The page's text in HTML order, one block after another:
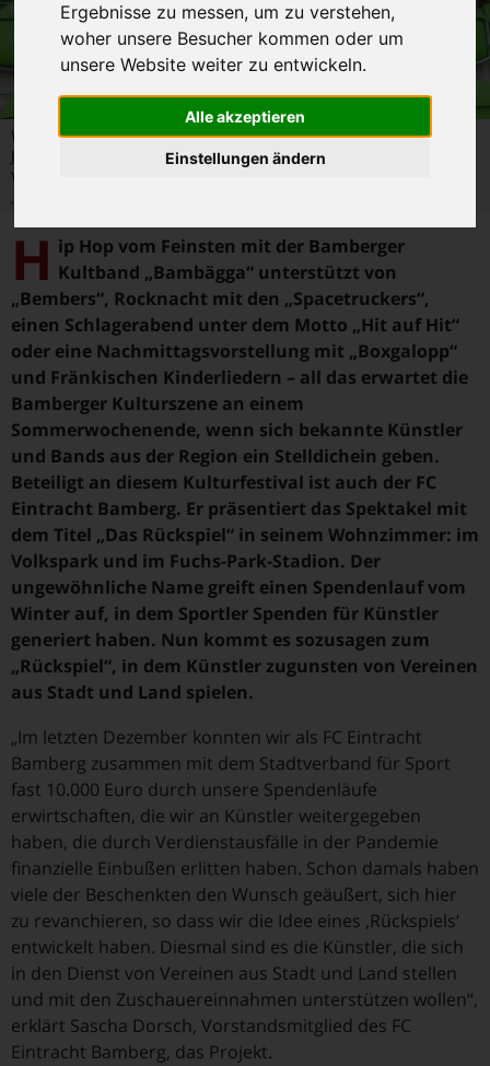
Ergebnisse zu messen, um zu verstehen,
woher unsere Besucher kommen oder um
unsere Website weiter zu entwickeln.
Alle akzeptieren
Einstellungen ändern
Wolfgang Heyder, Chef des Bamberger Veranstaltungsservice,
Jonas Ochs von den „Bambäggan“ und FC Eintracht
Vorstandsmitglied Sascha Dorsch freuen sich auf das
„Rückspiel“ Foto: FCE
H ip Hop vom Feinsten mit der Bamberger
Kultband „Bambägga“ unterstützt von
„Bembers“, Rocknacht mit den „Spacetruckers“,
einen Schlagerabend unter dem Motto „Hit auf Hit“
oder eine Nachmittagsvorstellung mit „Boxgalopp“
und Fränkischen Kinderliedern – all das erwartet die
Bamberger Kulturszene an einem
Sommerwochenende, wenn sich bekannte Künstler
und Bands aus der Region ein Stelldichein geben.
Beteiligt an diesem Kulturfestival ist auch der FC
Eintracht Bamberg. Er präsentiert das Spektakel mit
dem Titel „Das Rückspiel“ in seinem Wohnzimmer: im
Volkspark und im Fuchs-Park-Stadion. Der
ungewöhnliche Name greift einen Spendenlauf vom
Winter auf, in dem Sportler Spenden für Künstler
generiert haben. Nun kommt es sozusagen zum
„Rückspiel“, in dem Künstler zugunsten von Vereinen
aus Stadt und Land spielen.
„Im letzten Dezember konnten wir als FC Eintracht
Bamberg zusammen mit dem Stadtverband für Sport
fast 10.000 Euro durch unsere Spendenläufe
erwirtschaften, die wir an Künstler weitergegeben
haben, die durch Verdienstausfälle in der Pandemie
finanzielle Einbußen erlitten haben. Schon damals haben
viele der Beschenkten den Wunsch geäußert, sich hier
zu revanchieren, so dass wir die Idee eines ,Rückspiels‘
entwickelt haben. Diesmal sind es die Künstler, die sich
in den Dienst von Vereinen aus Stadt und Land stellen
und mit den Zuschauereinnahmen unterstützen wollen“,
erklärt Sascha Dorsch, Vorstandsmitglied des FC
Eintracht Bamberg, das Projekt.